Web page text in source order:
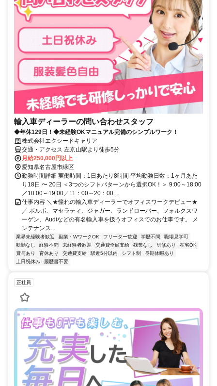
輸入車ディーラーの問い合わせスタッフ
◆年休129日！◆未経験OKマニュアル完備のシンプルワーク！
株式会社エクシードキャリア
交通・アクセス 左京山駅より徒歩5分
月給250,000円以上
愛知県名古屋市緑区
勤務時間詳細 実働時間：1日あたり8時間 平均勤務日数：1ヶ月あた
り18日 〜 20日 ＜3つのシフトパターンから選択OK！＞ 9:00～18:00
／10:00～19:00／11：00～20：00 ...
仕事内容 ＼★憧れの輸入車ディーラーでオフィスワークデビュー★
／ ボルボ、マセラティ、ジャガー、ランドローバー、フォルクスワ
ーゲン、Audiなどの有名輸入車を扱うオフィスでのお仕事です。 メ
ンテナンス...
業界未経験者歓迎 副業・WワークOK フリーター歓迎 学歴不問
職場見学可
転勤なし
経験不問 未経験者歓迎 交通費全額支給 残業なし 研修あり
在宅OK
賞与あり
育休あり 交通費支給 駅近5分以内 シフト制
長期休暇あり
土日祝休み
履歴書不要
正社員